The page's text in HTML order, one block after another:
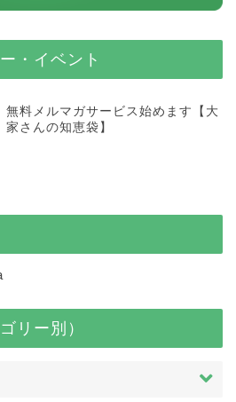
・イベント
無料メルマガサービス始めます【大
家さんの知恵袋】
リー別）